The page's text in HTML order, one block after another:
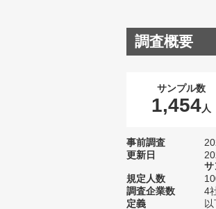
調査概要
サンプル数
1,454人
事前調査
更新日
サ
規定人数
調査企業数
4
定義